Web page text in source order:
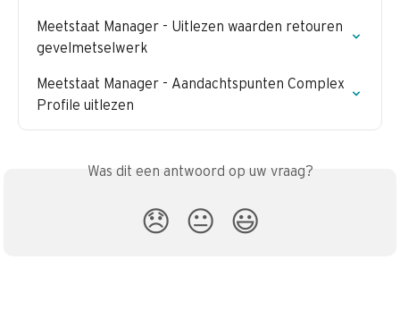
Meetstaat Manager - Uitlezen waarden retouren
gevelmetselwerk
Meetstaat Manager - Aandachtspunten Complex
Profile uitlezen
Was dit een antwoord op uw vraag?
😞 😐 😃